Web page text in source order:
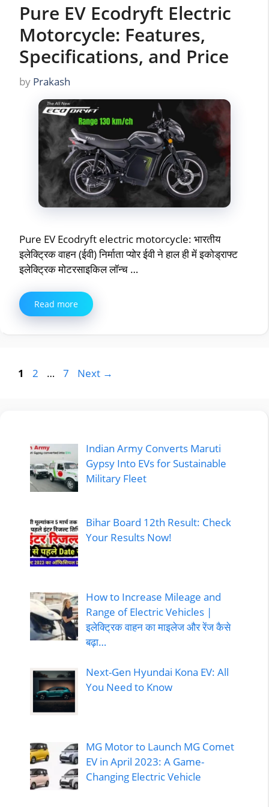
Pure EV Ecodryft Electric
Motorcycle: Features,
Specifications, and Price
by Prakash
Pure EV Ecodryft electric motorcycle: भारतीय
इलेक्ट्रिक वाहन (ईवी) निर्माता प्योर ईवी ने हाल ही में इकोड्राफ्ट
इलेक्ट्रिक मोटरसाइकिल लॉन्च …
Read more
Page
1 Page
2 … Page
7 Next →
Indian Army Converts Maruti
Gypsy Into EVs for Sustainable
Military Fleet
Bihar Board 12th Result: Check
Your Results Now!
How to Increase Mileage and
Range of Electric Vehicles |
इलेक्ट्रिक वाहन का माइलेज और रेंज कैसे
बढ़ा…
Next-Gen Hyundai Kona EV: All
You Need to Know
MG Motor to Launch MG Comet
EV in April 2023: A Game-
Changing Electric Vehicle